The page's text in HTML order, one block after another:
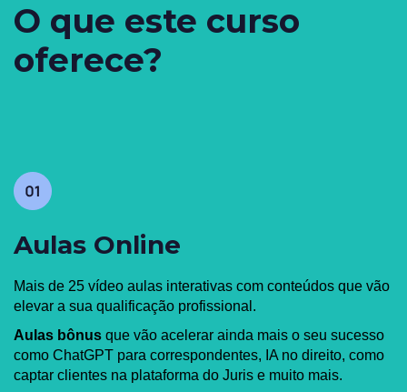
O que este curso
oferece?
Aulas Online
Mais de 25 vídeo aulas interativas com conteúdos que vão
elevar a sua qualificação profissional.
Aulas bônus que vão acelerar ainda mais o seu sucesso
como ChatGPT para correspondentes, IA no direito, como
captar clientes na plataforma do Juris e muito mais.